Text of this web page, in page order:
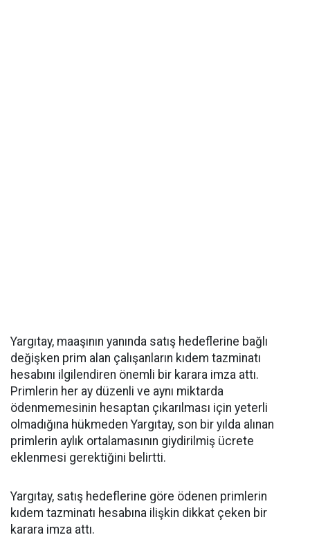
Yargıtay, maaşının yanında satış hedeflerine bağlı
değişken prim alan çalışanların kıdem tazminatı
hesabını ilgilendiren önemli bir karara imza attı.
Primlerin her ay düzenli ve aynı miktarda
ödenmemesinin hesaptan çıkarılması için yeterli
olmadığına hükmeden Yargıtay, son bir yılda alınan
primlerin aylık ortalamasının giydirilmiş ücrete
eklenmesi gerektiğini belirtti.
Yargıtay, satış hedeflerine göre ödenen primlerin
kıdem tazminatı hesabına ilişkin dikkat çeken bir
karara imza attı.